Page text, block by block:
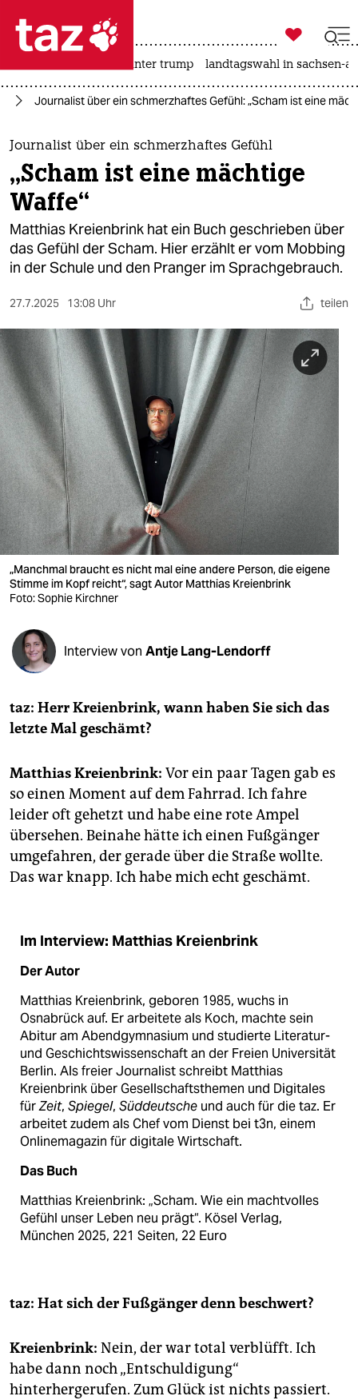
 taz zahl ich
taz zahl ich
themen
politik
öko
gesellschaft
sport
berlin
nord
wahrheit
verlag
verlag
veranstaltungen
shop
fragen & hilfe
unterstützen
abo
epaper login

taz zahl ich
usa unter trump landtagswahl in sachsen-
Journalist über ein schmerzhaftes Gefühl: „Scham ist eine
Journalist über ein schmerzhaftes Gefühl
„Scham ist eine mächtige
Waffe“
Matthias Kreienbrink hat ein Buch geschrieben über
das Gefühl der Scham. Hier erzählt er vom Mobbing
in der Schule und den Pranger im Sprachgebrauch.
27.7.2025 13:08 Uhr teilen
„Manchmal braucht es nicht mal eine andere Person, die eigene
Stimme im Kopf reicht“, sagt Autor Matthias Kreienbrink
Foto: Sophie Kirchner
Interview von Antje Lang-Lendorff
taz: Herr Kreienbrink, wann haben Sie sich das
letzte Mal geschämt?
Matthias Kreienbrink: Vor ein paar Tagen gab es
so einen Moment auf dem Fahrrad. Ich fahre
leider oft gehetzt und habe eine rote Ampel
übersehen. Beinahe hätte ich einen Fußgänger
umgefahren, der gerade über die Straße wollte.
Das war knapp. Ich habe mich echt geschämt.
Im Interview: Matthias Kreienbrink
Der Autor
Matthias Kreienbrink, geboren 1985, wuchs in
Osnabrück auf. Er arbeitete als Koch, machte sein
Abitur am Abendgymnasium und studierte Literatur-
und Geschichtswissenschaft an der Freien Universität
Berlin. Als freier Journalist schreibt Matthias
Kreienbrink über Gesellschaftsthemen und Digitales
fürZeit, Spiegel, Süddeutsche und auch für die taz. Er
arbeitet zudem als Chef vom Dienst bei t3n, einem
Onlinemagazin für digitale Wirtschaft.
Das Buch
Matthias Kreienbrink: „Scham. Wie ein machtvolles
Gefühl unser Leben neu prägt“. Kösel Verlag,
München 2025, 221 Seiten, 22 Euro
taz: Hat sich der Fußgänger denn beschwert?
Kreienbrink: Nein, der war total verblüfft. Ich
habe dann noch „Entschuldigung“
hinterhergerufen. Zum Glück ist nichts passiert.